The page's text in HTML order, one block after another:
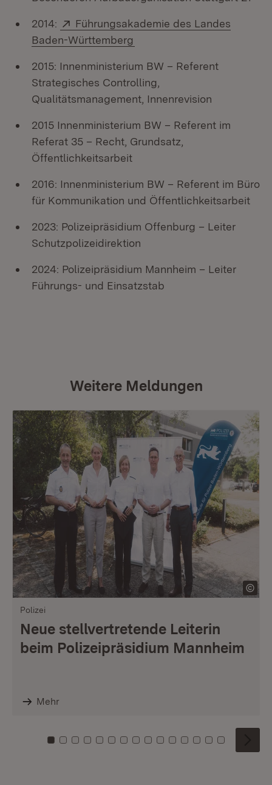
2014: Extern:
Führungsakademie des Landes
Baden-Württemberg
2015: Innenministerium BW – Referent
Strategisches Controlling,
Qualitätsmanagement, Innenrevision
2015 Innenministerium BW – Referent im
Referat 35 – Recht, Grundsatz,
Öffentlichkeitsarbeit
2016: Innenministerium BW – Referent im Büro
für Kommunikation und Öffentlichkeitsarbeit
2023: Polizeipräsidium Offenburg – Leiter
Schutzpolizeidirektion
2024: Polizeipräsidium Mannheim – Leiter
Führungs- und Einsatzstab
Weitere Meldungen
Polizei
Neue stellvertretende Leiterin
beim Polizeipräsidium Mannheim
Mehr
Zu Kachel: 0
Zu Kachel: 1
Zu Kachel: 2
Zu Kachel: 3
Zu Kachel: 4
Zu Kachel: 5
Zu Kachel: 6
Zu Kachel: 7
Zu Kachel: 8
Zu Kachel: 9
Zu Kachel: 10
Zu Kachel: 11
Zu Kachel: 12
Zu Kachel:
Zu